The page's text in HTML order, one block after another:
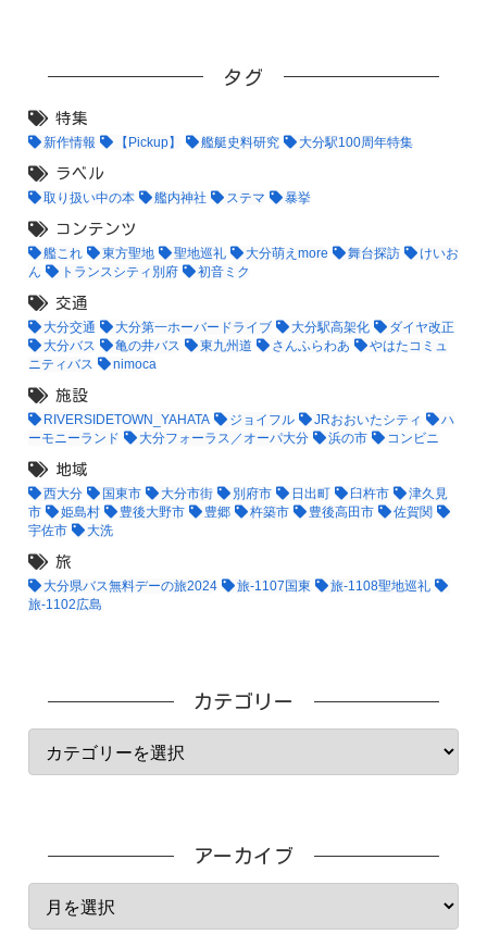
タグ
特集
新作情報 【Pickup】 艦艇史料研究 大分駅100周年特集
ラベル
取り扱い中の本 艦内神社 ステマ 暴挙
コンテンツ
艦これ 東方聖地 聖地巡礼 大分萌えmore 舞台探訪
けいお
ん
トランスシティ別府 初音ミク
交通
大分交通 大分第一ホーバードライブ 大分駅高架化
ダイヤ改正
大分バス
亀の井バス 東九州道 さんふらわあ
やはたコミュ
ニティバス
nimoca
施設
RIVERSIDETOWN_YAHATA ジョイフル JRおおいたシティ
ハ
ーモニーランド
大分フォーラス／オーパ大分 浜の市 コンビニ
地域
西大分 国東市 大分市街 別府市 日出町 臼杵市
津久見
市
姫島村 豊後大野市 豊郷 杵築市 豊後高田市
佐賀関
宇佐市
大洗
旅
大分県バス無料デーの旅2024 旅-1107国東
旅-1108聖地巡礼
旅-1102広島
カテゴリー
アーカイブ